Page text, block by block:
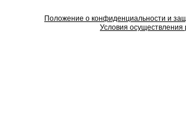
Положение о конфиденциальности и
Условия